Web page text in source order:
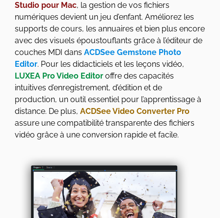
Studio pour Mac, la gestion de vos fichiers
numériques devient un jeu d’enfant. Améliorez les
supports de cours, les annuaires et bien plus encore
avec des visuels époustouflants grâce à l’éditeur de
couches MDI dans ACDSee Gemstone Photo
Editor. Pour les didacticiels et les leçons vidéo,
LUXEA Pro Video Editoroffre des capacités
intuitives d’enregistrement, d’édition et de
production, un outil essentiel pour l’apprentissage à
distance. De plus, ACDSee Video Converter Pro
assure une compatibilité transparente des fichiers
vidéo grâce à une conversion rapide et facile.